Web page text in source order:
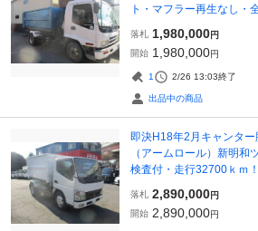
ト・マフラー再生なし・
落札 1,980,000円
開始 1,980,000円
1 2/26 13:03終了
出品中の商品
即決H18年2月キャンタ
（アームロール）新明和
検査付・走行32700ｋｍ！
落札 2,890,000円
開始 2,890,000円